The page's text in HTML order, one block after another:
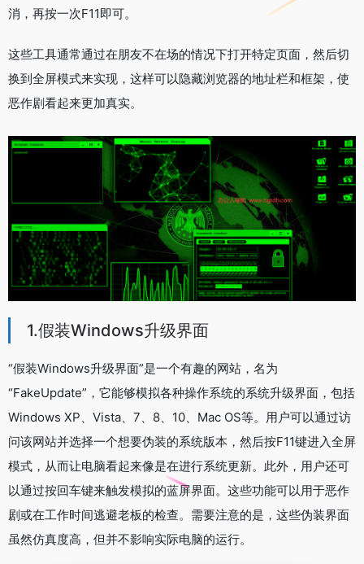
消，再按一次F11即可。
这些工具通常通过在朋友不在场的情况下打开特定页面，然后切
换到全屏模式来实现，这样可以隐藏浏览器的地址栏和框架，使
恶作剧看起来更加真实。
1.假装Windows升级界面
“假装Windows升级界面”是一个有趣的网站，名为
“FakeUpdate”，它能够模拟各种操作系统的系统升级界面，包括
Windows XP、Vista、7、8、10、Mac OS等。用户可以通过访
问该网站并选择一个想要伪装的系统版本，然后按F11键进入全屏
模式，从而让电脑看起来像是在进行系统更新。此外，用户还可
以通过按回车键来触发模拟的蓝屏界面。这些功能可以用于恶作
剧或在工作时间逃避老板的检查。需要注意的是，这些伪装界面
虽然仿真度高，但并不影响实际电脑的运行。